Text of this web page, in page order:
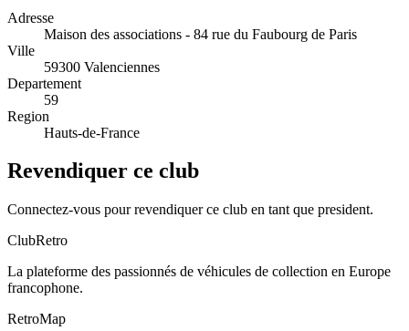
Adresse
Maison des associations - 84 rue du Faubourg de Paris
Ville
59300 Valenciennes
Departement
59
Region
Hauts-de-France
Revendiquer ce club
Connectez-vous pour revendiquer ce club en tant que president.
ClubRetro
La plateforme des passionnés de véhicules de collection en Europe
francophone.
RetroMap